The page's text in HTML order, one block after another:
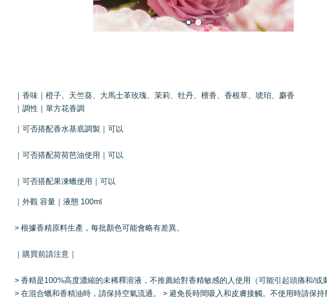
｜香味｜橙子、天竺葵、大馬士革玫瑰、茉莉、牡丹、檀香、香根草、琥珀、麝香
｜調性｜單方花香調
｜可否搭配香水基底調製｜可以
｜可否搭配荷荷芭油使用｜可以
｜可否搭配果凍蠟使用｜可以
｜外觀 容量｜液態 100ml
> 根據香精原料生產，每批顏色可能會略有差異。
｜購買前請注意｜
> 香精是100%高度濃縮的未稀釋溶液，不推薦給對香精敏感的人使用（可能引起頭痛和/或
> 在混合蠟和香精油時，請保持空氣流通。 > 避免長時間吸入和皮膚接觸。不使用時請保持